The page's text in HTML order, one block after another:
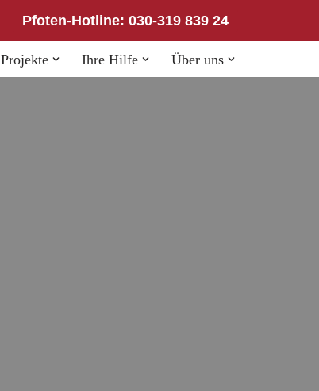
Pfoten-Hotline: 030-319 839 24
Projekte Ihre Hilfe Über uns